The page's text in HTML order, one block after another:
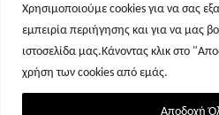
Χρησιμοποιούμε cookies για να σας
εμπειρία περιήγησης και για να μας
ιστοσελίδα μας.Κάνοντας κλικ στο
χρήση των cookies από εμάς.
Αποδοχή
Σελίδα 1 Σελίδα 2